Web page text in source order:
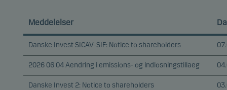
Meddelelser
Danske Invest SICAV-SIF: Notice to shareholders
2026 06 04 Aendring i emissions- og indlosningstillaeg
Danske Invest 2: Notice to shareholders